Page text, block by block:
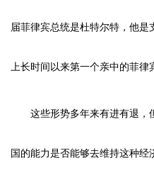
届菲律宾总统是杜特尔特，他是
上长时间以来第一个亲中的菲律
这些形势多年来有进有退，
国的能力是否能够去维持这种